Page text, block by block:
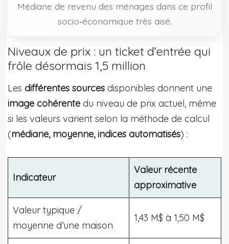
Médiane de revenu des ménages dans ce profil
socio‑économique très aisé.
Niveaux de prix : un ticket d’entrée qui
frôle désormais 1,5 million
Les différentes sources disponibles donnent une
image cohérente du niveau de prix actuel, même
si les valeurs varient selon la méthode de calcul
(médiane, moyenne, indices automatisés) :
Indicateur
Valeur récente
approximative
Valeur typique /
moyenne d’une maison
1,43 M$ à 1,50 M$